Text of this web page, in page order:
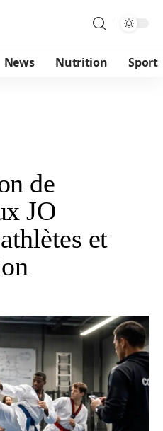
News Nutrition Sport
de
JO
et